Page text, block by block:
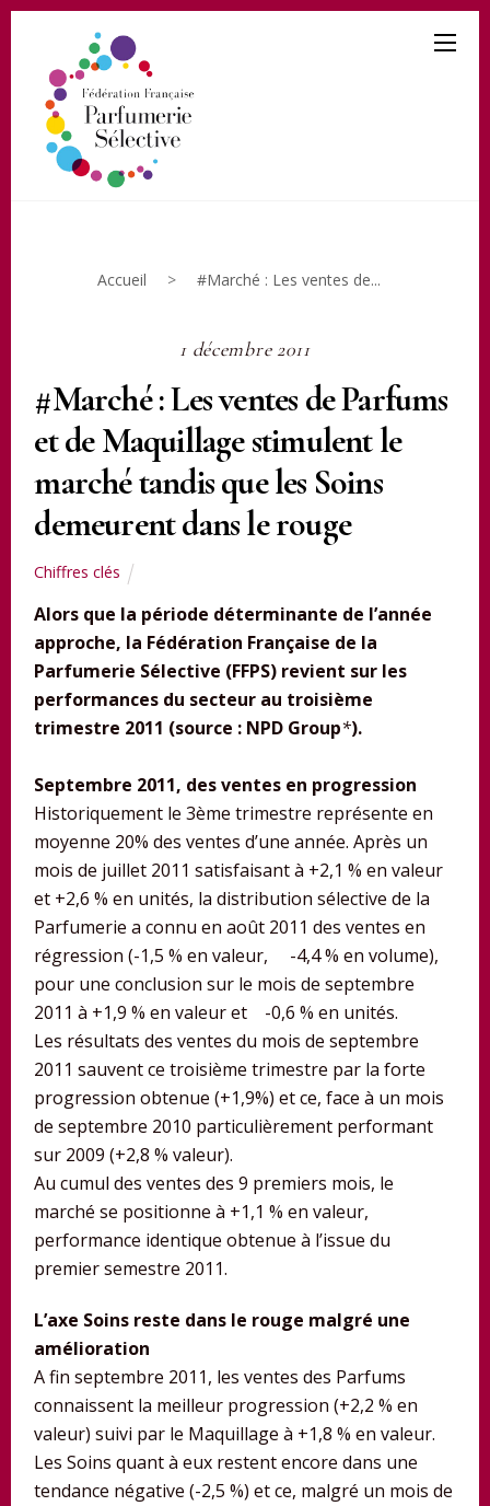
Accueil > #Marché : Les ventes de...
1 décembre 2011
#Marché : Les ventes de Parfums
et de Maquillage stimulent le
marché tandis que les Soins
demeurent dans le rouge
Chiffres clés
Alors que la période déterminante de l’année
approche, la Fédération Française de la
Parfumerie Sélective (FFPS) revient sur les
performances du secteur au troisième
trimestre 2011 (source : NPD Group*).
Septembre 2011, des ventes en progression
Historiquement le 3ème trimestre représente en
moyenne 20% des ventes d’une année. Après un
mois de juillet 2011 satisfaisant à +2,1 % en valeur
et +2,6 % en unités, la distribution sélective de la
Parfumerie a connu en août 2011 des ventes en
régression (-1,5 % en valeur, -4,4 % en volume),
pour une conclusion sur le mois de septembre
2011 à +1,9 % en valeur et -0,6 % en unités.
Les résultats des ventes du mois de septembre
2011 sauvent ce troisième trimestre par la forte
progression obtenue (+1,9%) et ce, face à un mois
de septembre 2010 particulièrement performant
sur 2009 (+2,8 % valeur).
Au cumul des ventes des 9 premiers mois, le
marché se positionne à +1,1 % en valeur,
performance identique obtenue à l’issue du
premier semestre 2011.
L’axe Soins reste dans le rouge malgré une
amélioration
A fin septembre 2011, les ventes des Parfums
connaissent la meilleur progression (+2,2 % en
valeur) suivi par le Maquillage à +1,8 % en valeur.
Les Soins quant à eux restent encore dans une
tendance négative (-2,5 %) et ce, malgré un mois de